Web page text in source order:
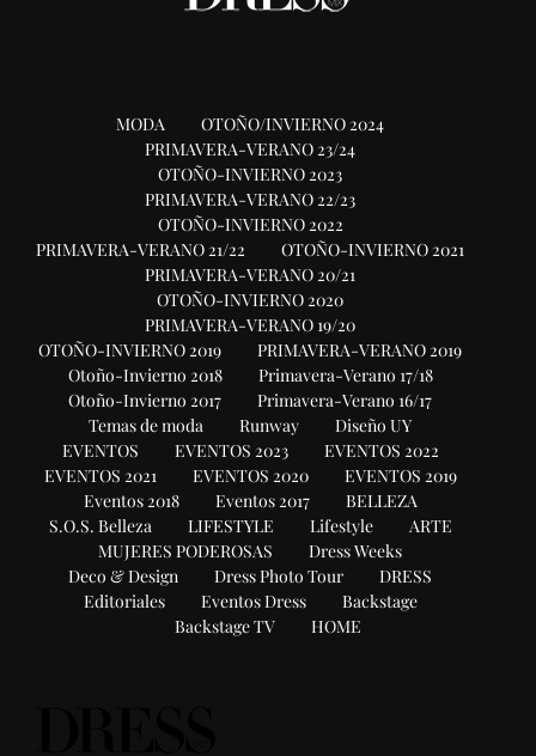
MODA
OTOÑO/INVIERNO 2024
PRIMAVERA-VERANO 23/24
OTOÑO-INVIERNO 2023
PRIMAVERA-VERANO 22/23
OTOÑO-INVIERNO 2022
PRIMAVERA-VERANO 21/22
OTOÑO-INVIERNO 2021
PRIMAVERA-VERANO 20/21
OTOÑO-INVIERNO 2020
PRIMAVERA-VERANO 19/20
OTOÑO-INVIERNO 2019
PRIMAVERA-VERANO 2019
Otoño-Invierno 2018
Primavera-Verano 17/18
Otoño-Invierno 2017
Primavera-Verano 16/17
Temas de moda
Runway
Diseño UY
EVENTOS
EVENTOS 2023
EVENTOS 2022
EVENTOS 2021
EVENTOS 2020
EVENTOS 2019
Eventos 2018
Eventos 2017
BELLEZA
S.O.S. Belleza
LIFESTYLE Lifestyle
ARTE
MUJERES PODEROSAS
Dress Weeks
Deco & Design
Dress Photo Tour
DRESS
Editoriales
Eventos Dress
Backstage
Backstage TV
HOME